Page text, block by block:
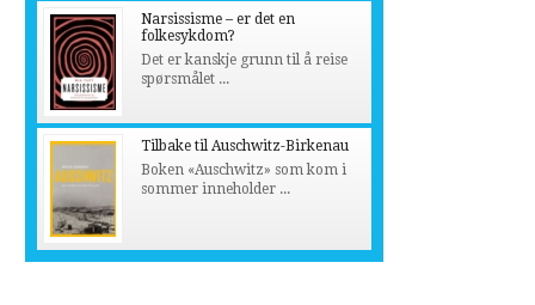
Narsissisme – er det en
folkesykdom?
Det er kanskje grunn til å reise
spørsmålet ...
Tilbake til Auschwitz-Birkenau
Boken «Auschwitz» som kom i
sommer inneholder ...